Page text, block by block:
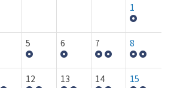
1
5 6 7 8
12 13 14 15